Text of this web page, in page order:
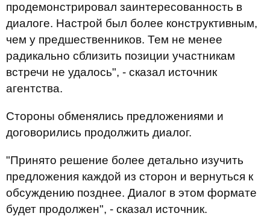
продемонстрировал заинтересованность в
диалоге. Настрой был более конструктивным,
чем у предшественников. Тем не менее
радикально сблизить позиции участникам
встречи не удалось", - сказал источник
агентства.
Стороны обменялись предложениями и
договорились продолжить диалог.
"Принято решение более детально изучить
предложения каждой из сторон и вернуться к
обсуждению позднее. Диалог в этом формате
будет продолжен", - сказал источник.